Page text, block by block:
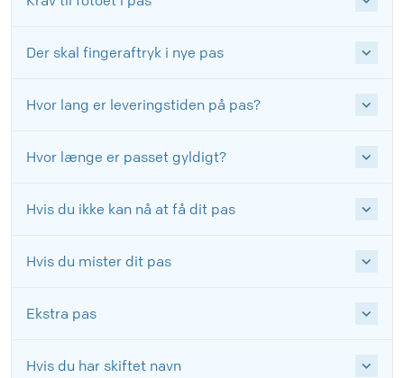
Der skal fingeraftryk i nye pas
Hvor lang er leveringstiden på pas?
Hvor længe er passet gyldigt?
Hvis du ikke kan nå at få dit pas
Hvis du mister dit pas
Ekstra pas
Hvis du har skiftet navn